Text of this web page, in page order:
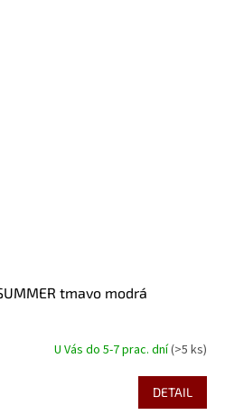
tmavo modrá
U Vás do 5-7 prac. dní(>5 ks)
DETAIL